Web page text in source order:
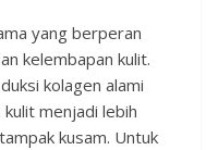
yang berperan
kelembapan kulit.
kolagen alami
menjadi lebih
kusam. Untuk